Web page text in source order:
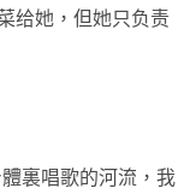
给她，但她只负责
裏唱歌的河流，我